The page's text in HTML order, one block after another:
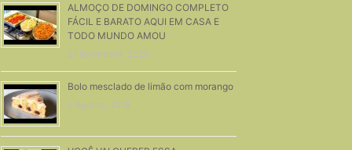
ALMOÇO DE DOMINGO COMPLETO
FÁCIL E BARATO AQUI EM CASA E
TODO MUNDO AMOU
21 Novembro, 2020
Bolo mesclado de limão com morango
3 Agosto, 2018